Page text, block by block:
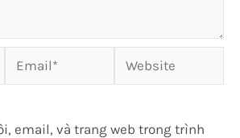
Email* Website
email, và trang web trong trình